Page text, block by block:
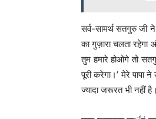
सर्व-सामर्थ सतगुरु जी ने
का गुज़ारा चलता रहेगा
तुम हमारे होओगे तो
पूरी करेगा।’ मेरे
ज्यादा जरूरत भी नहीं